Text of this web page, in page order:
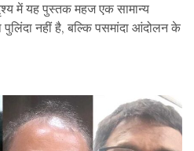
में यह पुस्तक महज एक सामान्य
नहीं है, बल्कि पसमांदा आंदोलन के